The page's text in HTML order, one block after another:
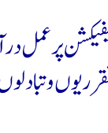
پر
و